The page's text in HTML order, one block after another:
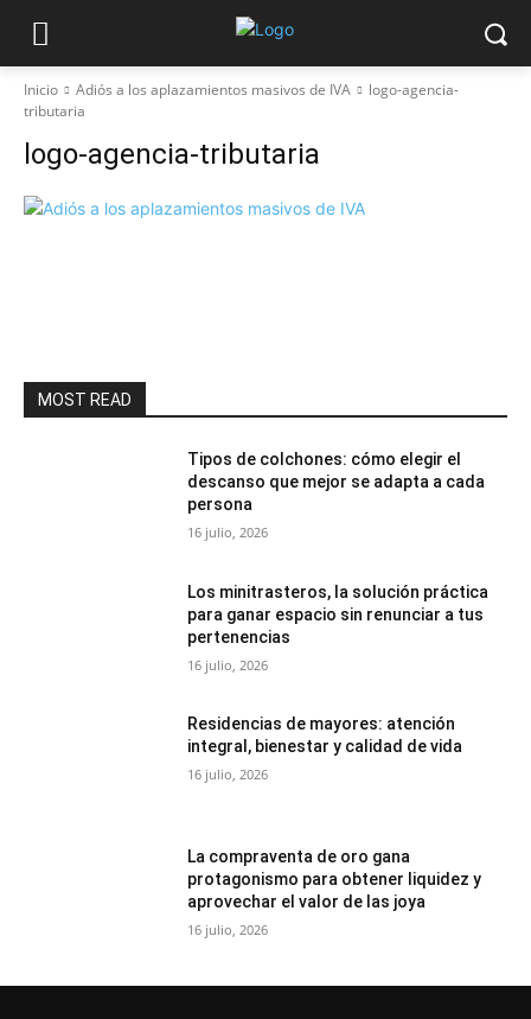
Inicio Adiós a los aplazamientos masivos de IVA
logo-agencia-
tributaria
logo-agencia-tributaria
MOST READ
Tipos de colchones: cómo elegir el
descanso que mejor se adapta a cada
persona
16 julio, 2026
Los minitrasteros, la solución práctica
para ganar espacio sin renunciar a tus
pertenencias
16 julio, 2026
Residencias de mayores: atención
integral, bienestar y calidad de vida
16 julio, 2026
La compraventa de oro gana
protagonismo para obtener liquidez y
aprovechar el valor de las joya
16 julio, 2026